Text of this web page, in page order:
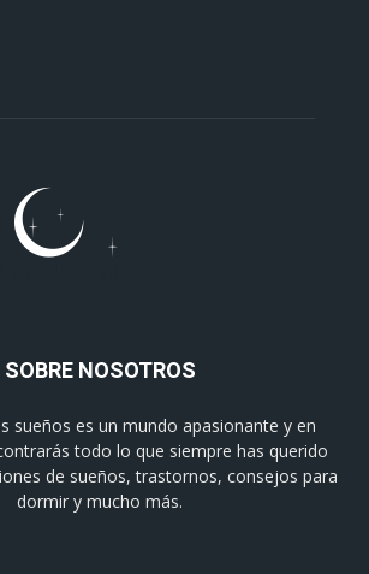
SOBRE NOSOTROS
sueños es un mundo apasionante y en
todo lo que siempre has querido
de sueños, trastornos, consejos para
dormir y mucho más.